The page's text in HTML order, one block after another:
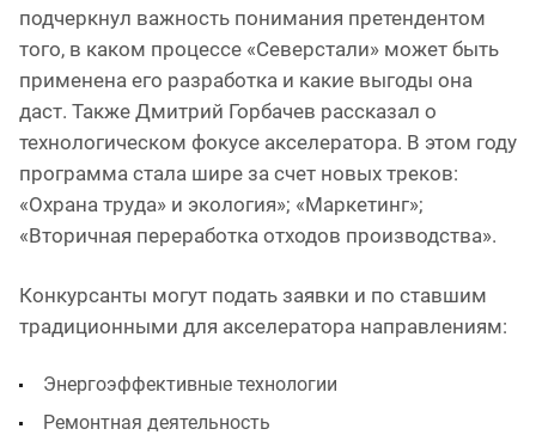
подчеркнул важность понимания претендентом
того, в каком процессе «Северстали» может быть
применена его разработка и какие выгоды она
даст. Также Дмитрий Горбачев рассказал о
технологическом фокусе акселератора. В этом году
программа стала шире за счет новых треков:
«Охрана труда» и экология»; «Маркетинг»;
«Вторичная переработка отходов производства».
Конкурсанты могут подать заявки и по ставшим
традиционными для акселератора направлениям:
Энергоэффективные технологии
Ремонтная деятельность